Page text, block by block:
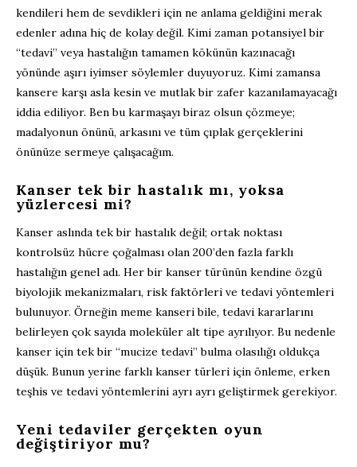
kendileri hem de sevdikleri için ne anlama geldiğini merak
edenler adına hiç de kolay değil. Kimi zaman potansiyel bir
“tedavi” veya hastalığın tamamen kökünün kazınacağı
yönünde aşırı iyimser söylemler duyuyoruz. Kimi zamansa
kansere karşı asla kesin ve mutlak bir zafer kazanılamayacağı
iddia ediliyor. Ben bu karmaşayı biraz olsun çözmeye;
madalyonun önünü, arkasını ve tüm çıplak gerçeklerini
önünüze sermeye çalışacağım.
Kanser tek bir hastalık mı, yoksa
yüzlercesi mi?
Kanser aslında tek bir hastalık değil; ortak noktası
kontrolsüz hücre çoğalması olan 200’den fazla farklı
hastalığın genel adı. Her bir kanser türünün kendine özgü
biyolojik mekanizmaları, risk faktörleri ve tedavi yöntemleri
bulunuyor. Örneğin meme kanseri bile, tedavi kararlarını
belirleyen çok sayıda moleküler alt tipe ayrılıyor. Bu nedenle
kanser için tek bir “mucize tedavi” bulma olasılığı oldukça
düşük. Bunun yerine farklı kanser türleri için önleme, erken
teşhis ve tedavi yöntemlerini ayrı ayrı geliştirmek gerekiyor.
Yeni tedaviler gerçekten oyun
değiştiriyor mu?